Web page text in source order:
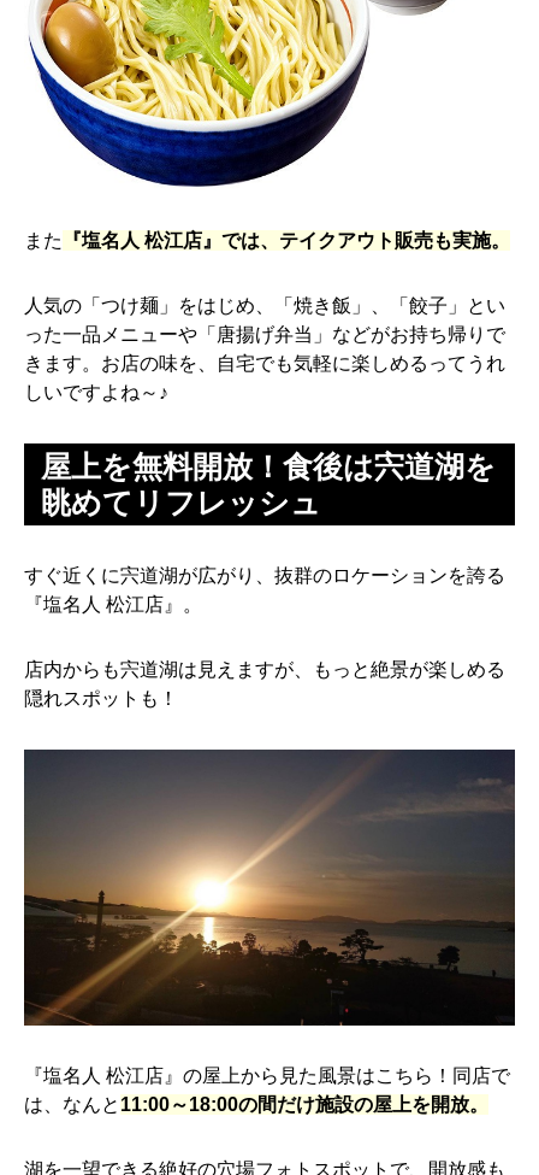
また 『塩名人 松江店』では、テイクアウト販売も実施。
人気の「つけ麺」をはじめ、「焼き飯」、「餃子」とい
った一品メニューや「唐揚げ弁当」などがお持ち帰りで
きます。お店の味を、自宅でも気軽に楽しめるってうれ
しいですよね～♪
屋上を無料開放！食後は宍道湖を
眺めてリフレッシュ
すぐ近くに宍道湖が広がり、抜群のロケーションを誇る
『塩名人 松江店』。
店内からも宍道湖は見えますが、もっと絶景が楽しめる
隠れスポットも！
『塩名人 松江店』の屋上から見た風景はこちら！同店で
は、なんと 11:00～18:00の間だけ施設の屋上を開放。
湖を一望できる絶好の穴場フォトスポットで、開放感も